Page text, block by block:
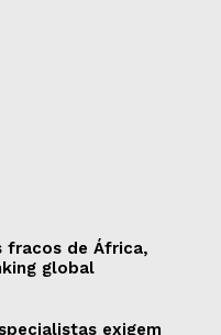
fracos de África,
global
exigem